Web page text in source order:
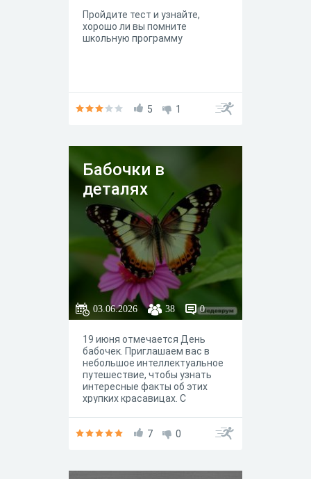
Пройдите тест и узнайте,
хорошо ли вы помните
школьную программу
5 1
Бабочки в
деталях
03.06.2026 38 0
19 июня отмечается День
бабочек. Приглашаем вас в
небольшое интеллектуальное
путешествие, чтобы узнать
интересные факты об этих
хрупких красавицах. С
красотой. За внешней
полную тайн и чудес. Ведь
7 0